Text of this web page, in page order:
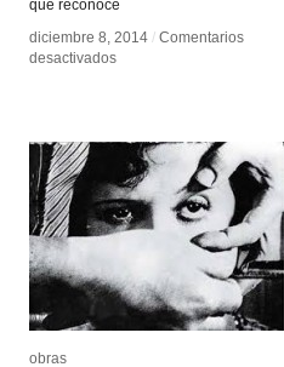
que reconoce
diciembre 8, 2014 / Comentarios
desactivadosen
diciembre 8, 2014 / Comentarios
desactivadosen
obras
obras